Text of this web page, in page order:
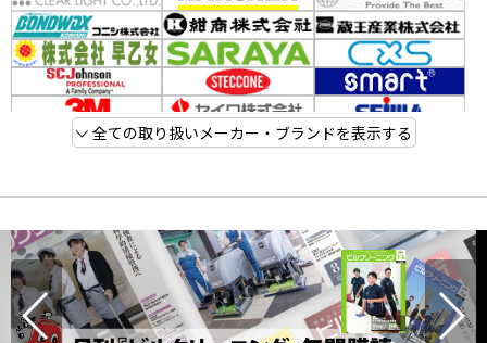
全ての取り扱いメーカー・ブランドを表示する